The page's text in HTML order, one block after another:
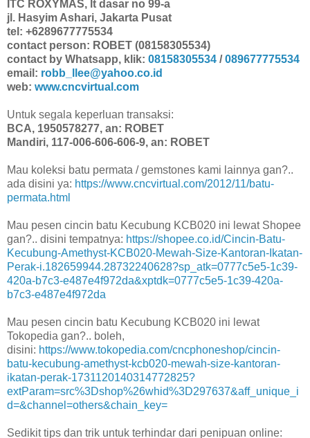
ITC ROXYMAS, lt dasar no 99-a
jl. Hasyim Ashari, Jakarta Pusat
tel: +6289677775534
contact person: ROBET (08158305534)
contact by Whatsapp, klik: 08158305534 /089677775534
email: robb_llee@yahoo.co.id
web: www.cncvirtual.com
Untuk segala keperluan transaksi:
BCA, 1950578277, an: ROBET
Mandiri, 117-006-606-606-9, an: ROBET
Mau koleksi batu permata / gemstones kami lainnya gan?..
ada disini ya: https://www.cncvirtual.com/2012/11/batu-
permata.html
Mau pesen cincin batu Kecubung KCB020 ini lewat Shopee
gan?.. disini tempatnya: https://shopee.co.id/Cincin-Batu-
Kecubung-Amethyst-KCB020-Mewah-Size-Kantoran-Ikatan-
Perak-i.182659944.28732240628?sp_atk=0777c5e5-1c39-
420a-b7c3-e487e4f972da&xptdk=0777c5e5-1c39-420a-
b7c3-e487e4f972da
Mau pesen cincin batu Kecubung KCB020 ini lewat
Tokopedia gan?.. boleh,
disini: https://www.tokopedia.com/cncphoneshop/cincin-
batu-kecubung-amethyst-kcb020-mewah-size-kantoran-
ikatan-perak-1731120140314772825?
extParam=src%3Dshop%26whid%3D297637&aff_unique_i
d=&channel=others&chain_key=
Sedikit tips dan trik untuk terhindar dari penipuan online: